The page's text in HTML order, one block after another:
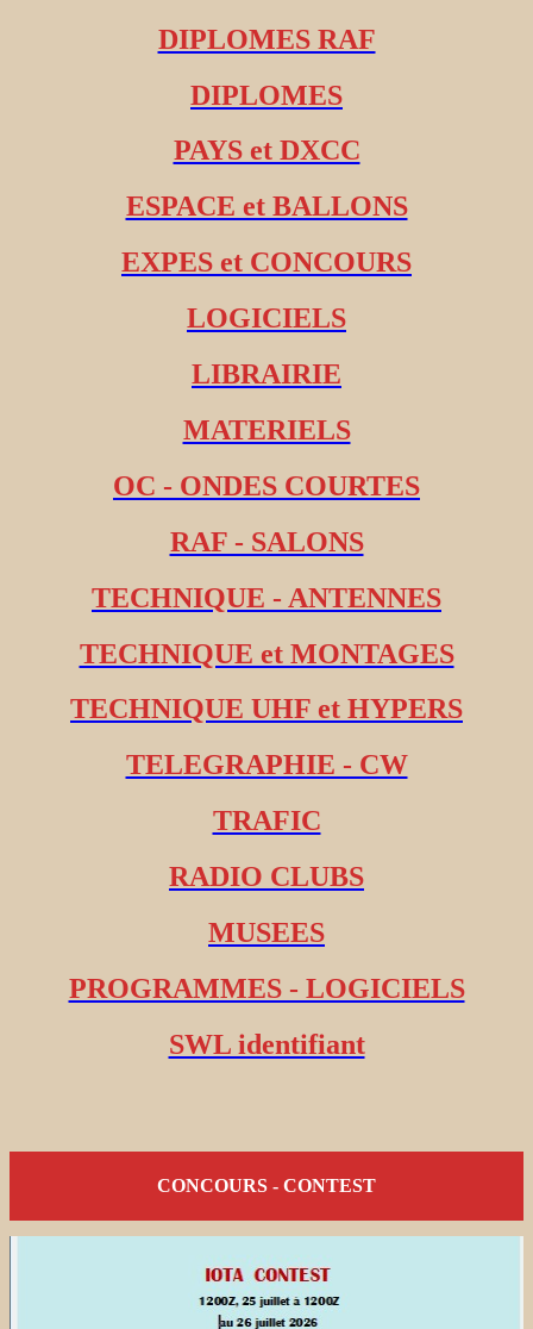
DIPLOMES RAF
DIPLOMES
PAYS et DXCC
ESPACE et BALLONS
EXPES et CONCOURS
LOGICIELS
LIBRAIRIE
MATERIELS
OC - ONDES COURTES
RAF - SALONS
TECHNIQUE - ANTENNES
TECHNIQUE et MONTAGES
TECHNIQUE UHF et HYPERS
TELEGRAPHIE - CW
TRAFIC
RADIO CLUBS
MUSEES
PROGRAMMES - LOGICIELS
SWL identifiant
CONCOURS - CONTEST